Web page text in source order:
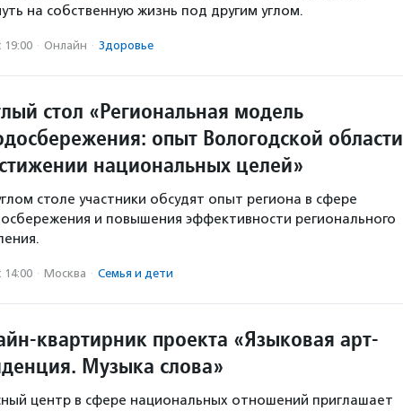
на собственную жизнь под другим углом.
19:00 · Онлайн · Здоровье
стол «Региональная модель
опыт Вологодской области
национальных целей»
столе участники обсудят опыт региона в сфере
и повышения эффективности регионального
14:00 · Москва · Семья и дети
квартирник проекта «Языковая арт-
Музыка слова»
центр в сфере национальных отношений приглашает